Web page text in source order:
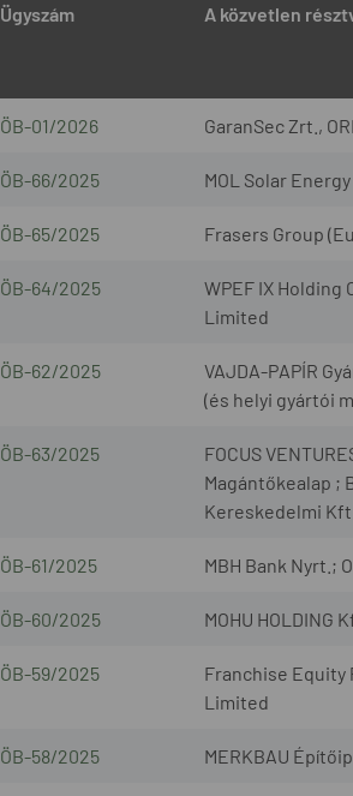
Ügyszám A közvetlen
ÖB-01/2026 GaranSec Zrt.,
ÖB-66/2025 MOL Solar
ÖB-65/2025 Frasers Group
ÖB-64/2025
WPEF IX
Limited
ÖB-62/2025
VAJDA-PAPÍR
(és helyi gyártói
ÖB-63/2025
FOCUS
Magántőkealap ;
Kereskedelmi Kft.
ÖB-61/2025 MBH Bank Nyrt.;
ÖB-60/2025 MOHU
ÖB-59/2025
Franchise Equity
Limited
ÖB-58/2025 MERKBAU